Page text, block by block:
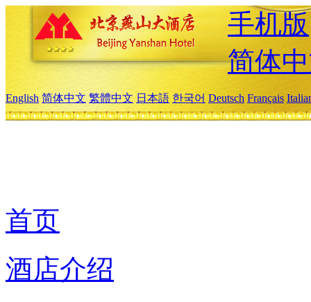
手机版
简体
English 简体中文 繁體中文 日本語 한국어 Deutsch Français
首页
酒店介绍